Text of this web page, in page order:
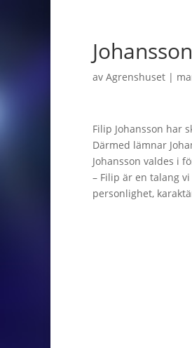
av Agrenshuset |
Filip Johansson har
Därmed lämnar
Johansson valdes i
– Filip är en talang
personlighet,